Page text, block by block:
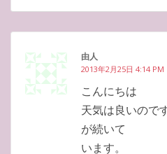
由人
2013年2月25日 4:14 PM
こんにちは
天気は良いので
が続いて
います。